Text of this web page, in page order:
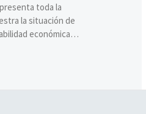
toda la
la situación de
económica…